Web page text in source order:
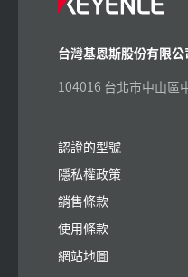
台灣基恩斯股份有限公
104016 台北市中山區
認證的型號
隱私權政策
銷售條款
使用條款
網站地圖